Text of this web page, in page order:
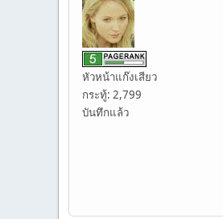
หัวหน้าแก๊งเสียว
กระทู้: 2,799
บันทึกแล้ว